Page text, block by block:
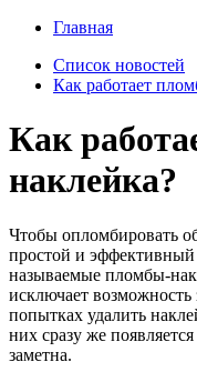
Главная
Список новостей
Как работает
Как
наклейка?
Чтобы опломбировать
простой и
называемые пломбы-
исключает
попытках удалить
них сразу же
заметна.